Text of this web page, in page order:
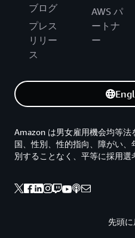
ブログ
プレス
リリー
ス
AWS パ
ートナ
ー
先頭に
Amazon は男女雇用機会均等
国、性別、性的指向、障がい
別することなく、平等に採用選